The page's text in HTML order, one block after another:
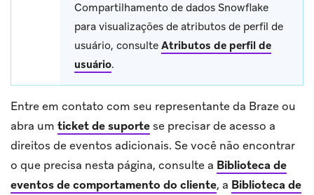
Compartilhamento de dados Snowflake
para visualizações de atributos de perfil de
usuário, consulte Atributos de perfil de
usuário.
Entre em contato com seu representante da Braze ou
abra um ticket de suportese precisar de acesso a
direitos de eventos adicionais. Se você não encontrar
o que precisa nesta página, consulte a Biblioteca de
eventos de comportamento do cliente, a Biblioteca de